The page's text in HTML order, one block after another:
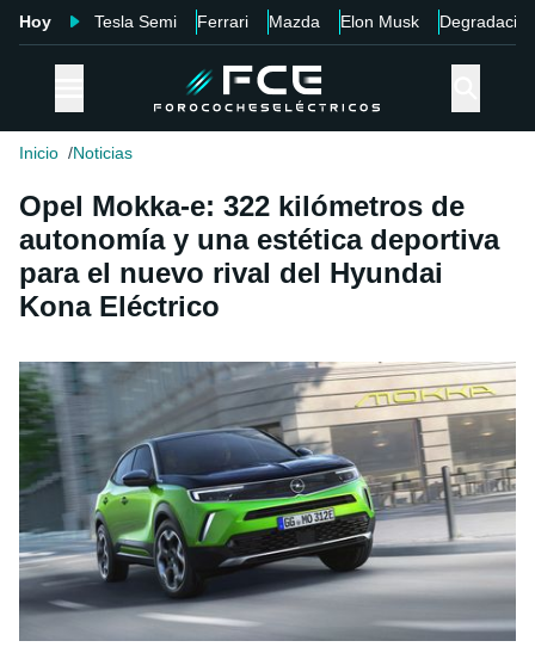
Hoy Tesla Semi Ferrari Mazda Elon Musk Degradación
Inicio Noticias
Opel Mokka-e: 322 kilómetros de
autonomía y una estética deportiva
para el nuevo rival del Hyundai
Kona Eléctrico